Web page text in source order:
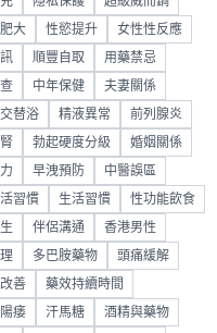
大 性慾提升 女性性反應
順豐自取 用藥禁忌
中年保健 夫妻關係
替浴 精液異常 前列腺炎
勃起硬度分級 婚姻關係
早洩預防 中醫誤區
習慣 生活習慣 性功能飲食
伴侶溝通 香港男性
多巴胺藥物 頭痛緩解
善 藥效持續時間
痿 汗馬糖 酒精與藥物